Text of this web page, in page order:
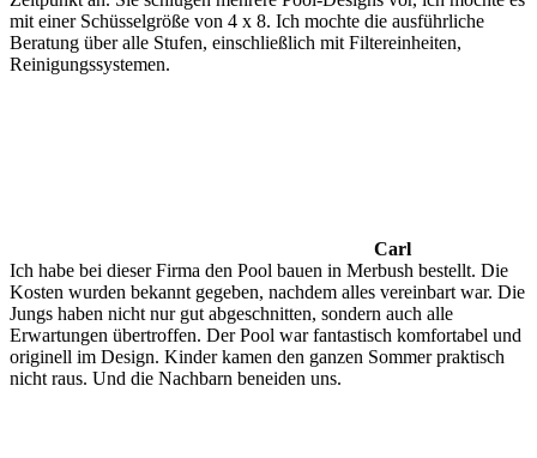
mit einer Schüsselgröße von 4 x 8. Ich mochte die ausführliche
Beratung über alle Stufen, einschließlich mit Filtereinheiten,
Reinigungssystemen.
Carl
Ich habe bei dieser Firma den Pool bauen in Merbush bestellt. Die
Kosten wurden bekannt gegeben, nachdem alles vereinbart war. Die
Jungs haben nicht nur gut abgeschnitten, sondern auch alle
Erwartungen übertroffen. Der Pool war fantastisch komfortabel und
originell im Design. Kinder kamen den ganzen Sommer praktisch
nicht raus. Und die Nachbarn beneiden uns.